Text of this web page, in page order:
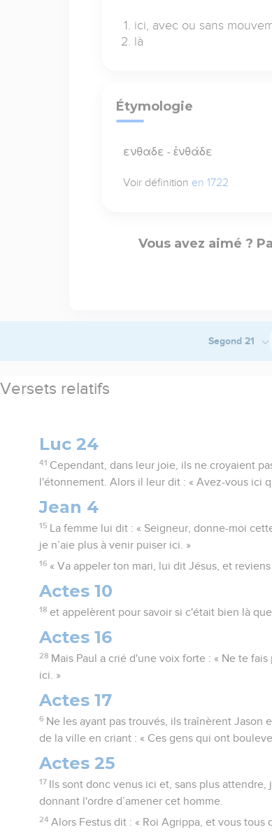
ici, avec ou sans
là
Étymologie
ενθαδε - ἐνθάδε
Voir définition en 1722
Vous avez aimé ?
Segond 21
Versets relatifs
Luc 24
41 Cependant, dans leur joie, ils ne croyaient
l'étonnement. Alors il leur dit : « Avez-vous ici
Jean 4
15
La femme lui dit : « Seigneur, donne-moi
je n’aie plus à venir puiser ici. »
16 « Va appeler ton mari, lui dit Jésus, et reviens
Actes 10
18 et appelèrent pour savoir si c'était bien là
Actes 16
28 Mais Paul a crié d'une voix forte : « Ne te
ici. »
Actes 17
6 Ne les ayant pas trouvés, ils traînèrent Jason
de la ville en criant : « Ces gens qui ont
Actes 25
17
Ils sont donc venus ici et, sans plus
donnant l'ordre d’amener cet homme.
24 Alors Festus dit : « Roi Agrippa, et vous tous